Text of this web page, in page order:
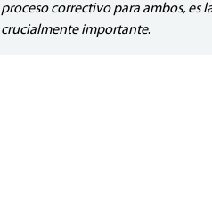
proceso correctivo para ambos, es
crucialmente importante.